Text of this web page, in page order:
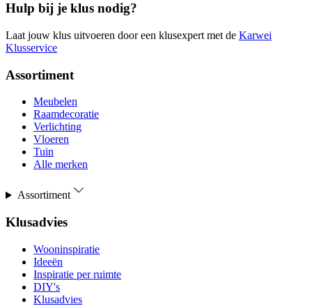
Hulp bij je klus nodig?
Laat jouw klus uitvoeren door een klusexpert met de Karwei
Klusservice
Assortiment
Meubelen
Raamdecoratie
Verlichting
Vloeren
Tuin
Alle merken
Assortiment
Klusadvies
Wooninspiratie
Ideeën
Inspiratie per ruimte
DIY's
Klusadvies